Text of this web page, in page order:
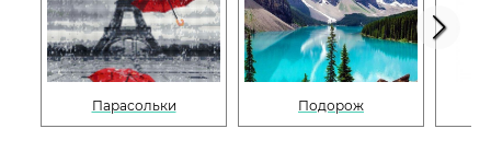
Парасольки Подорож